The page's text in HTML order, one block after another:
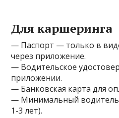
Для каршеринга
— Паспорт — только в
через приложение.
— Водительское
приложении.
— Банковская карта для
— Минимальный
1-3 лет).